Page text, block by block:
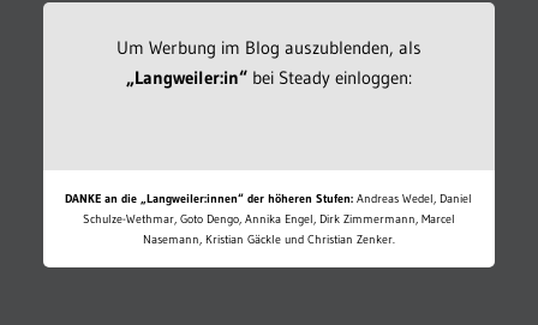
Um Werbung im Blog auszublenden, als
„Langweiler:in“bei Steady einloggen:
DANKE an die „Langweiler:innen“ der höheren Stufen: Andreas Wedel, Daniel
Schulze-Wethmar, Goto Dengo, Annika Engel, Dirk Zimmermann, Marcel
Nasemann, Kristian Gäckle und Christian Zenker.